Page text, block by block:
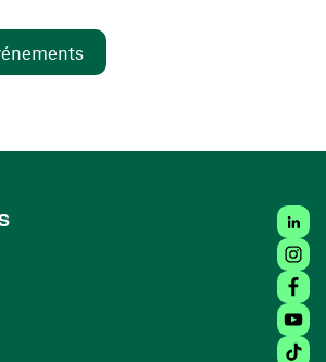
une nouvelle fenêtre)